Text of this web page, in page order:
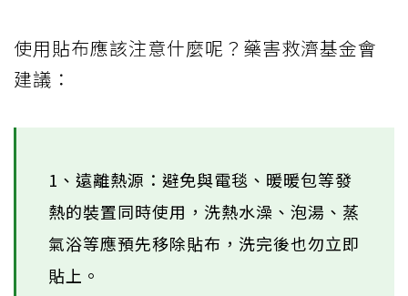
使用貼布應該注意什麼呢？藥害救濟基金會
建議：
1、遠離熱源：避免與電毯、暖暖包等發
熱的裝置同時使用，洗熱水澡、泡湯、蒸
氣浴等應預先移除貼布，洗完後也勿立即
貼上。